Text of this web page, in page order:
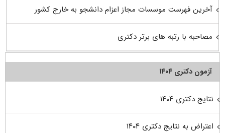
آخرین فهرست موسسات مجاز اعزام دانشجو به خارج کشور
مصاحبه با رتبه های برتر دکتری
آزمون دکتری ۱۴۰۴
نتایج دکتری ۱۴۰۴
اعتراض به نتایج دکتری ۱۴۰۴